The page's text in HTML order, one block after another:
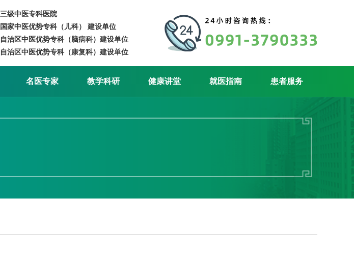
三级中医专科医院
国家中医优势专科（儿科） 建设单位
自治区中医优势专科（脑病科）建设单位
自治区中医优势专科（康复科）建设单位
名医专家 教学科研 健康讲堂 就医指南 患者服务